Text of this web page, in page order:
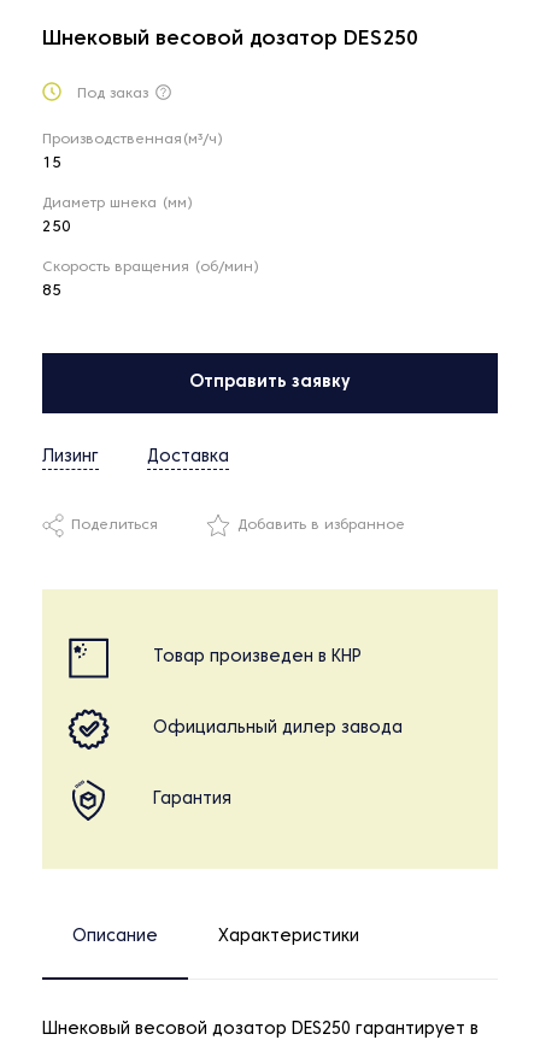
Шнековый весовой дозатор DES250
Под заказ
Производственная(м³/ч)
15
Диаметр шнека (мм)
250
Скорость вращения (об/мин)
85
Отправить заявку
Лизинг Доставка
Поделиться Добавить в избранное
Товар произведен в КНР
Официальный дилер завода
Гарантия
Описание Характеристики
Шнековый весовой дозатор DES250 гарантирует в